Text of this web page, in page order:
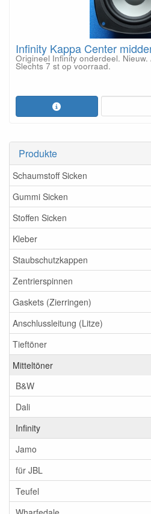
Produkte
Schaumstoff Sicken
Gummi Sicken
Stoffen Sicken
Kleber
Staubschutzkappen
Zentrierspinnen
Gaskets (Zierringen)
Anschlussleitung (Litze)
Tieftöner
Mitteltöner
B&W
Dali
Infinity
Jamo
für JBL
Teufel
Infinity Kappa Center
Origineel Infinity onderdeel.
Slechts 7 st op voorraad.